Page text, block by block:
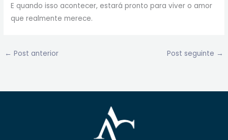
E quando isso acontecer, estará pronto para viver o amor
que realmente merece.
← Post anterior Post seguinte →